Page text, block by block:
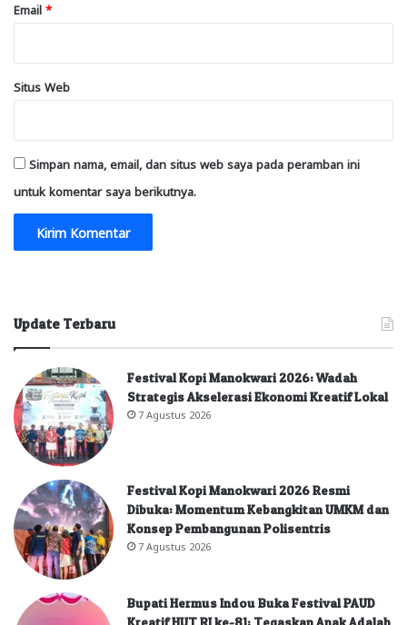
Email *
Situs Web
Simpan nama, email, dan situs web saya pada peramban ini
untuk komentar saya berikutnya.
Update Terbaru
Festival Kopi Manokwari 2026: Wadah
Strategis Akselerasi Ekonomi Kreatif Lokal
7 Agustus 2026
Festival Kopi Manokwari 2026 Resmi
Dibuka: Momentum Kebangkitan UMKM dan
Konsep Pembangunan Polisentris
7 Agustus 2026
Bupati Hermus Indou Buka Festival PAUD
Kreatif HUT RI ke-81: Tegaskan Anak Adalah